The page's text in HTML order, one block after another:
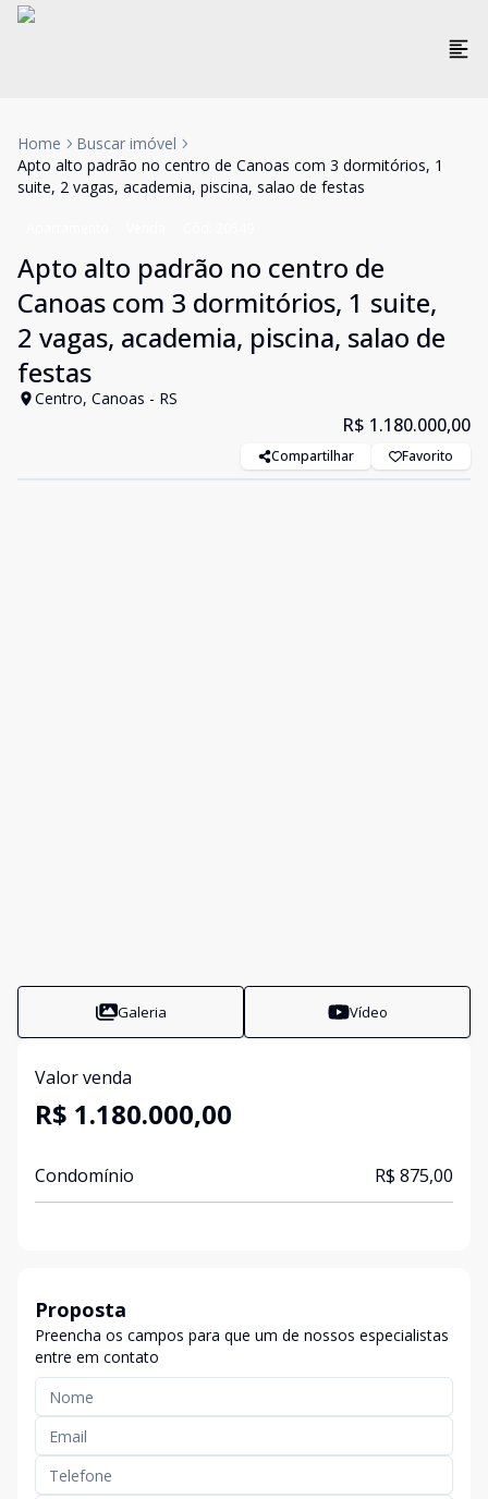
Home
Buscar imóvel
Apto alto padrão no centro de Canoas com 3 dormitórios, 1
suite, 2 vagas, academia, piscina, salao de festas
Apto alto padrão no centro de
Canoas com 3 dormitórios, 1 suite,
2 vagas, academia, piscina, salao de
festas
Centro, Canoas - RS
R$ 1.180.000,00
Compartilhar Favorito
Galeria Vídeo
Valor venda
R$ 1.180.000,00
Condomínio R$ 875,00
Proposta
Preencha os campos para que um de nossos especialistas
entre em contato